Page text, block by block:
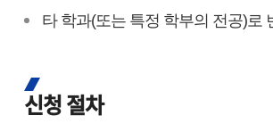
타 학과(또는 특정 학부의 전공)로
신청 절차